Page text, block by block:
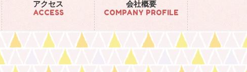
アクセス
ACCESS
会社概要
COMPANY PROFILE